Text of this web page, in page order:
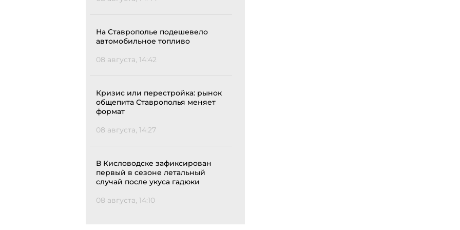
На Ставрополье подешевело
автомобильное топливо
08 августа, 14:42
Кризис или перестройка: рынок
общепита Ставрополья меняет
формат
08 августа, 14:27
В Кисловодске зафиксирован
первый в сезоне летальный
случай после укуса гадюки
08 августа, 14:10